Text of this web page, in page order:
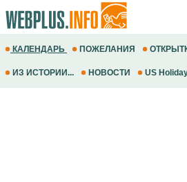
КАЛЕНДАРЬ ПОЖЕЛАНИЯ
ИЗ ИСТОРИИ... НОВОСТИ US